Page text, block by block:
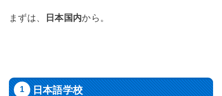
まずは、 日本国内から。
日本語学校